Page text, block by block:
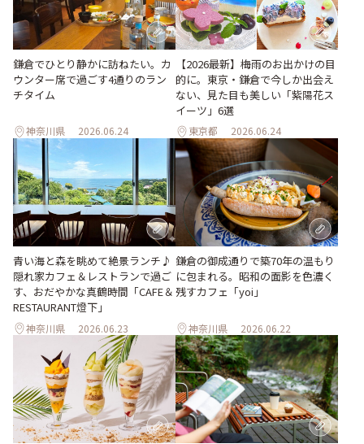
鎌倉でひとり静かに訪ねたい。カ
ウンター席で過ごす4通りのラン
チタイム
神奈川県 2026.06.24
【2026最新】梅雨のお出かけの目
的に。東京・鎌倉で今しか出会え
ない、見た目も美しい「紫陽花ス
イーツ」6選
東京都 2026.06.24
青い海と森を眺めて絶景ランチ♪
隠れ家カフェ＆レストランで過ご
す、おだやかな真鶴時間「CAFE＆
RESTAURANT燈下」
神奈川県 2026.06.23
鎌倉の御成通りで築70年の温もり
に包まれる。昭和の面影を色濃く
残すカフェ「yoi」
神奈川県 2026.06.22